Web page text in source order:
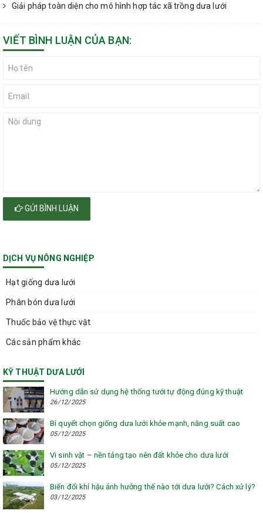
Giải pháp toàn diện cho mô hình hợp tác xã trồng dưa lưới
VIẾT BÌNH LUẬN CỦA BẠN:
GỬI BÌNH LUẬN
DỊCH VỤ NÔNG NGHIỆP
Hạt giống dưa lưới
Phân bón dưa lưới
Thuốc bảo vệ thực vật
Các sản phẩm khác
KỸ THUẬT DƯA LƯỚI
Hướng dẫn sử dụng hệ thống tưới tự động đúng kỹ thuật
26/12/2025
Bí quyết chọn giống dưa lưới khỏe mạnh, năng suất cao
05/12/2025
Vi sinh vật – nền tảng tạo nên đất khỏe cho dưa lưới
05/12/2025
Biến đổi khí hậu ảnh hưởng thế nào tới dưa lưới? Cách xử lý?
03/12/2025